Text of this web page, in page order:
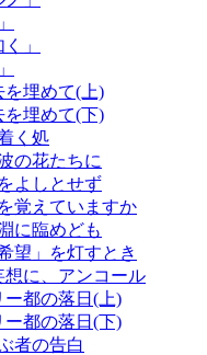
」
を埋めて(上)
を埋めて(下)
く処
の花たちに
よしとせず
覚えていますか
に臨めども
望」を灯すとき
想に、アンコール
ー都の落日(上)
ー都の落日(下)
者の告白